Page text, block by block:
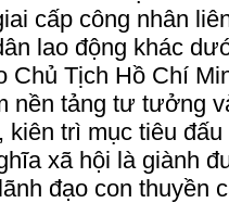
cấp công nhân
lao động khác
Chủ Tịch Hồ Chí
nền tảng tư tưởng
kiên trì mục tiêu
xã hội là giành
đạo con thuyền